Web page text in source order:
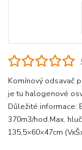
Komínový odsavač
je tu halogenové
Důležité informace:
370m3/hod.Max.
135,5×60×47cm